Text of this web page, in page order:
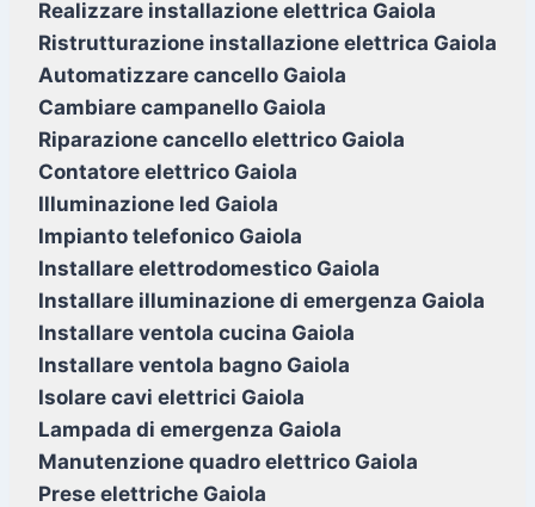
Realizzare installazione elettrica Gaiola
Ristrutturazione installazione elettrica Gaiola
Automatizzare cancello Gaiola
Cambiare campanello Gaiola
Riparazione cancello elettrico Gaiola
Contatore elettrico Gaiola
Illuminazione led Gaiola
Impianto telefonico Gaiola
Installare elettrodomestico Gaiola
Installare illuminazione di emergenza Gaiola
Installare ventola cucina Gaiola
Installare ventola bagno Gaiola
Isolare cavi elettrici Gaiola
Lampada di emergenza Gaiola
Manutenzione quadro elettrico Gaiola
Prese elettriche Gaiola